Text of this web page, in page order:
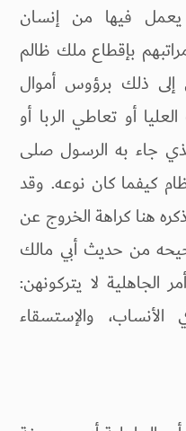
فيها من إنسان
بإقطاع ملك ظالم
إلى ذلك برؤوس أموال
أو تعاطي الربا أو
جاء به الرسول صلى
كيفما كان نوعه. وقد
هنا كراهة الخروج عن
من حديث أبي مالك
الجاهلية لا يتركونهن:
والإستسقاء